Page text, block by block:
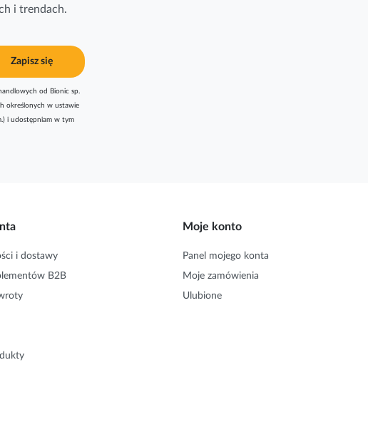
i trendach.
Zapisz się
od Bionic sp.
określonych w ustawie
i udostępniam w tym
i dostawy
B2B
Moje konto
Panel mojego konta
Moje zamówienia
Ulubione